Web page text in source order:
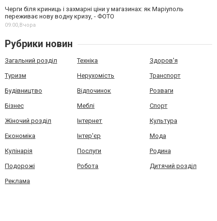
Черги біля криниць і захмарні ціни у магазинах: як Маріуполь
переживає нову водну кризу, - ФОТО
09:00,Вчора
Рубрики новин
Загальний розділ Техніка Здоров'я
Туризм Нерухомість Транспорт
Будівництво Відпочинок Розваги
Бізнес Меблі Спорт
Жіночий розділ Інтернет Культура
Економіка Інтер'єр Мода
Кулінарія Послуги Родина
Подорожі Робота Дитячий розділ
Реклама